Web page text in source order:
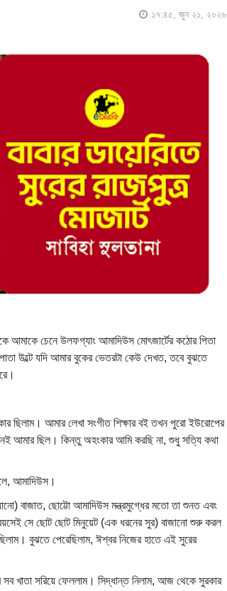
১৭:৪৫, জুন ২১, ২০২৬
চেনে উলফগ্যাং আমাদিউস মোৎজার্টের কঠোর পিতা
উল্টে যদি আমার বুকের ভেতরটা কেউ দেখত, তবে বুঝতে
ছিলাম। আমার লেখা সংগীত শিক্ষার বই তখন পুরো ইউরোপের
আমার ছিল। কিন্তু অহংকার আমি করছি না, শুধু সত্যি কথা
আমাদিউস।
বাজাত, ছোট্টো আমাদিউস মন্ত্রমুগ্ধের মতো তা শুনত এবং
সে ছোট ছোট মিনুয়েট (এক ধরনের সুর) বাজানো শুরু করল
বুঝতে পেরেছিলাম, ঈশ্বর নিজের হাতে এই সুরের
সব খাতা সরিয়ে ফেললাম। সিদ্ধান্ত নিলাম, আজ থেকে সুরকার